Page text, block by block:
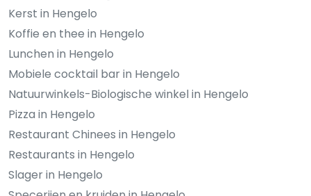
Kerst in Hengelo
Koffie en thee in Hengelo
Lunchen in Hengelo
Mobiele cocktail bar in Hengelo
Natuurwinkels-Biologische winkel in Hengelo
Pizza in Hengelo
Restaurant Chinees in Hengelo
Restaurants in Hengelo
Slager in Hengelo